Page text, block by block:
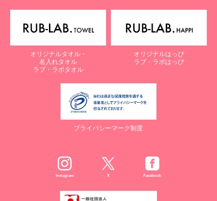
電子メール：info@rub-lab.com
【認定個人情報保護団体の名称及び、苦情の解決の申出先】
一般財団法人日本情報経済社会推進協会
認定個人情報保護団体事務局
〒106-0032 東京都港区六本木一丁目9番9号 六本木ファースト
７. 個人情報の提供の任意性と提供されない場合に起こりうる影響
８. Cookie（クッキー）等の利用について
当社のウェブサイトでは、お客様に適したサービスや情報、広告等
オリジナルタオル・
名入れタオル
ラブ・ラボタオル
オリジナルはっぴ
ラブ・ラボはっぴ
プライバシーマーク制度
Instagram X Facebook